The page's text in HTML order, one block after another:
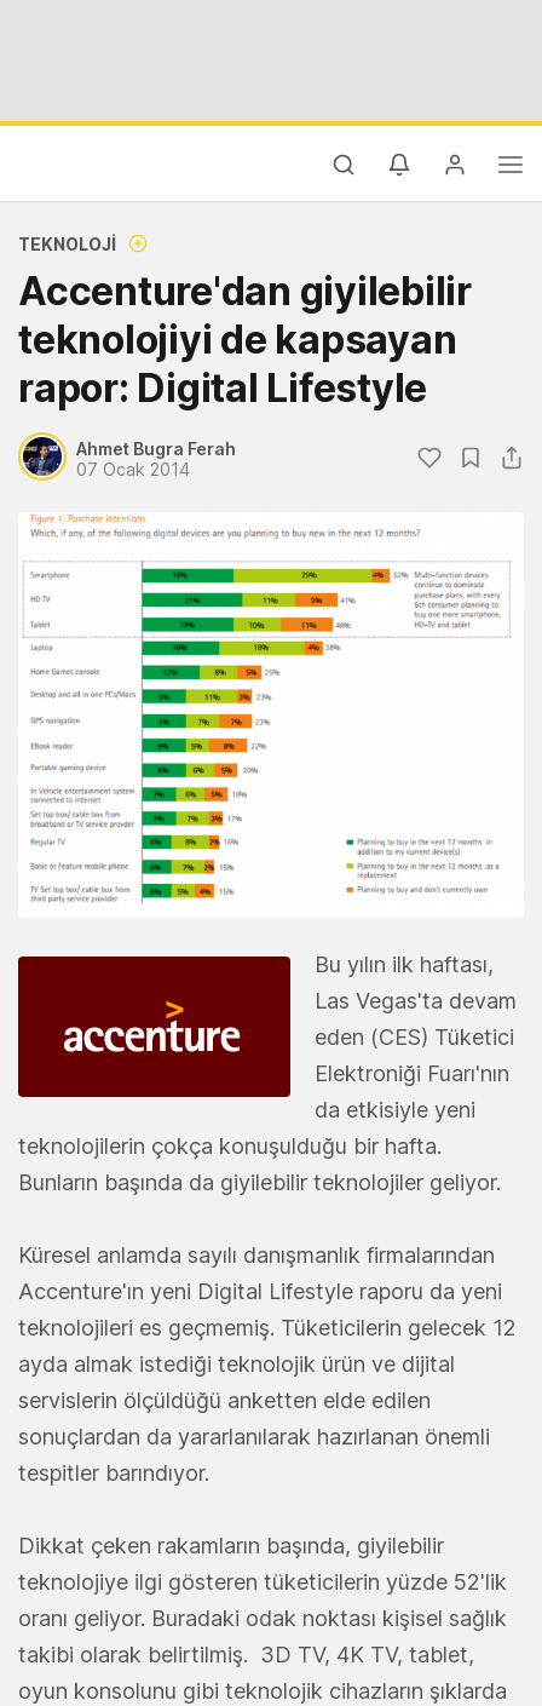
TEKNOLOJI
Accenture'dan giyilebilir
teknolojiyi de kapsayan
rapor: Digital Lifestyle
Ahmet Bugra Ferah
07 Ocak 2014
Bu yılın ilk haftası,
Las Vegas'ta devam
eden (CES) Tüketici
Elektroniği Fuarı'nın
da etkisiyle yeni
teknolojilerin çokça konuşulduğu bir hafta.
Bunların başında da giyilebilir teknolojiler geliyor.
Küresel anlamda sayılı danışmanlık firmalarından
Accenture'ın yeni Digital Lifestyle raporu da yeni
teknolojileri es geçmemiş. Tüketicilerin gelecek 12
ayda almak istediği teknolojik ürün ve dijital
servislerin ölçüldüğü anketten elde edilen
sonuçlardan da yararlanılarak hazırlanan önemli
tespitler barındıyor.
Dikkat çeken rakamların başında, giyilebilir
teknolojiye ilgi gösteren tüketicilerin yüzde 52'lik
oranı geliyor. Buradaki odak noktası kişisel sağlık
takibi olarak belirtilmiş. 3D TV, 4K TV, tablet,
oyun konsolunu gibi teknolojik cihazların şıklarda